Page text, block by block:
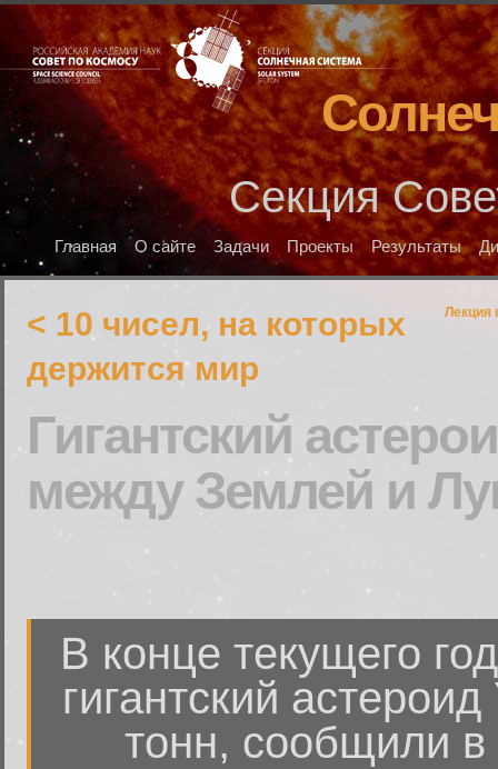
Секция
Главная О сайте Задачи Проекты Результаты
Лекция
< 10 чисел, на которых
держится мир
Гигантский
между Землей и
В конце текущего
гигантский
тонн, сообщили в